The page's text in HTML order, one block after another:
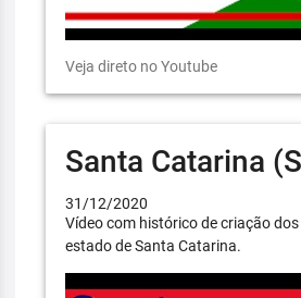
Veja direto no Youtube
Santa Catarina
31/12/2020
Vídeo com histórico de criação
estado de Santa Catarina.